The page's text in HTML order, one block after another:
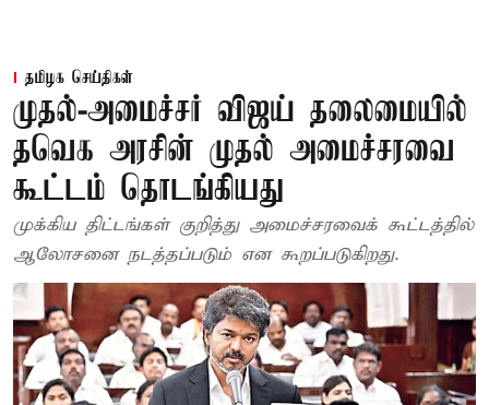
தமிழக செய்திகள்
முதல்-அமைச்சர் விஜய் தலைமையில்
தவெக அரசின் முதல் அமைச்சரவை
கூட்டம் தொடங்கியது
முக்கிய திட்டங்கள் குறித்து அமைச்சரவைக் கூட்டத்தில்
ஆலோசனை நடத்தப்படும் என கூறப்படுகிறது.